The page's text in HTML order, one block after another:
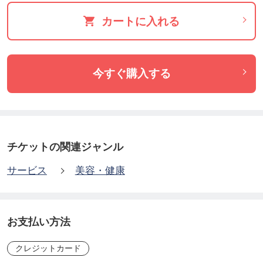
◎ファスティング中：LINEでのコミュニケーション
(何回でも)＆Zoomでのコミュニケーション(希望され
・血流が良くなる。
・便秘が解消される。
・お肌のトラブルが減少し、肌がきれいになる。
これらの効果から、身体が痩せ体質になっていきま
カートに入れる
今すぐ購入する
チケットの関連ジャンル
サービス 美容・健康
お支払い方法
クレジットカード